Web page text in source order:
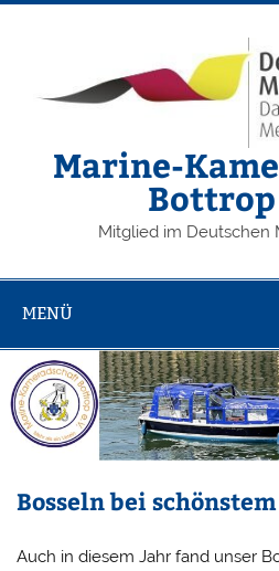
Zum
Marine-
Bottrop
Mitglied im Deutschen
MENÜ
Bosseln bei
Auch in diesem Jahr fand unser